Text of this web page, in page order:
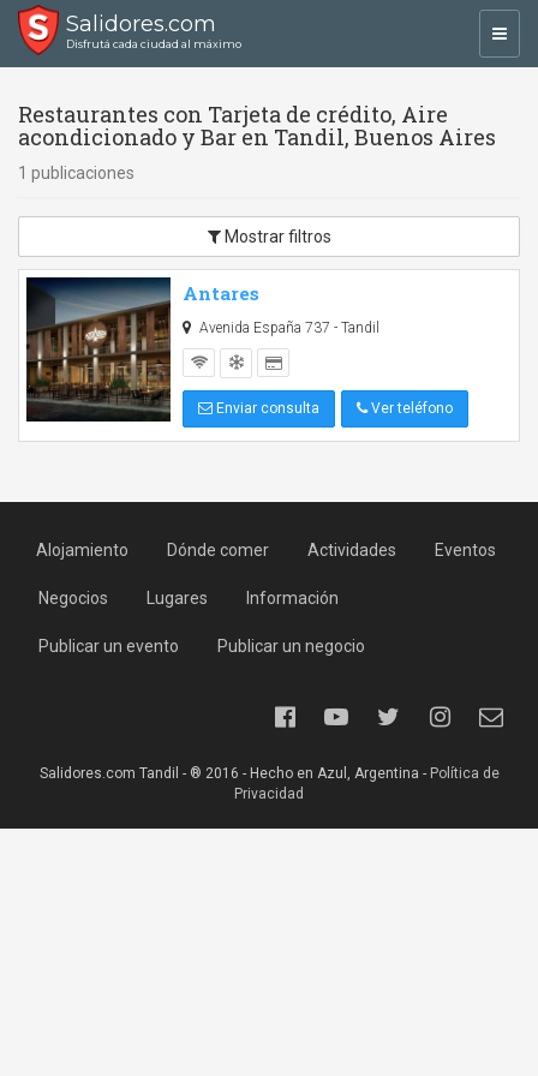
Salidores.com
Disfrutá cada ciudad al máximo
Restaurantes con Tarjeta de crédito, Aire
acondicionado y Bar en Tandil, Buenos Aires
1 publicaciones
Mostrar filtros
Antares
Avenida España 737 - Tandil
Enviar consulta Ver teléfono
Alojamiento Dónde comer Actividades Eventos
Negocios Lugares Información
Publicar un evento Publicar un negocio
Salidores.com Tandil - ® 2016 - Hecho en Azul, Argentina - Política de
Privacidad